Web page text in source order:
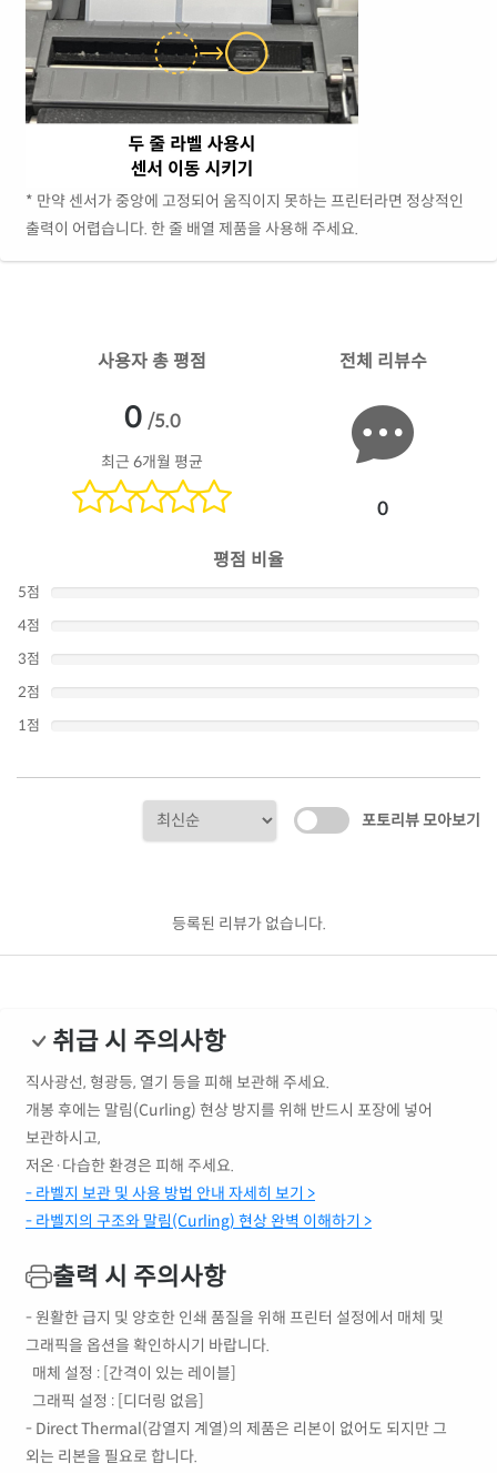
* 만약 센서가 중앙에 고정되어 움직이지 못하는 프린터라면 정상적인
출력이 어렵습니다. 한 줄 배열 제품을 사용해 주세요.
사용자 총 평점
0 /5.0
최근 6개월 평균
전체 리뷰수
0
평점 비율
5점
4점
3점
2점
1점
포토리뷰 모아보기
등록된 리뷰가 없습니다.
취급 시 주의사항
직사광선, 형광등, 열기 등을 피해 보관해 주세요.
개봉 후에는 말림(Curling) 현상 방지를 위해 반드시 포장에 넣어
보관하시고,
저온·다습한 환경은 피해 주세요.
- 라벨지 보관 및 사용 방법 안내 자세히 보기 >
- 라벨지의 구조와 말림(Curling) 현상 완벽 이해하기 >
출력 시 주의사항
- 원활한 급지 및 양호한 인쇄 품질을 위해 프린터 설정에서 매체 및
그래픽을 옵션을 확인하시기 바랍니다.
매체 설정 : [간격이 있는 레이블]
그래픽 설정 : [디더링 없음]
- Direct Thermal(감열지 계열)의 제품은 리본이 없어도 되지만 그
외는 리본을 필요로 합니다.